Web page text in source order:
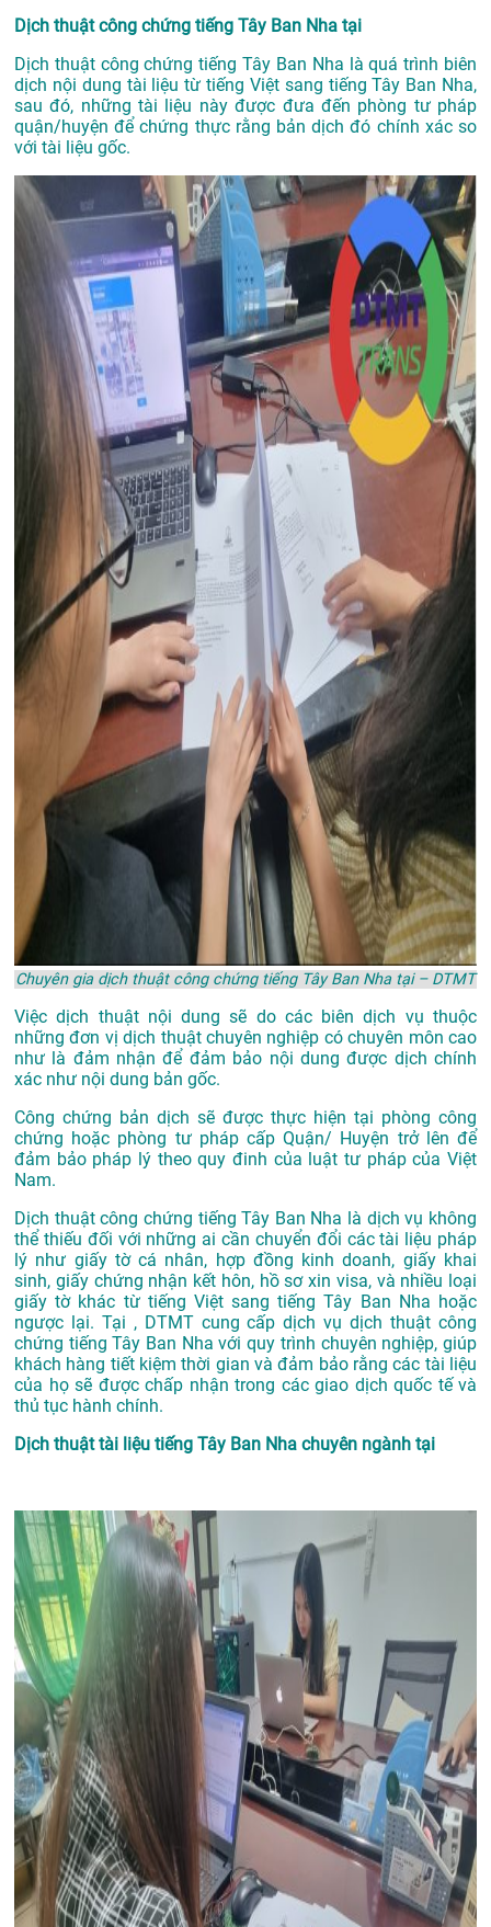
Dịch thuật công chứng tiếng Tây Ban Nha tại
Dịch thuật công chứng tiếng Tây Ban Nha là quá trình biên
dịch nội dung tài liệu từ tiếng Việt sang tiếng Tây Ban Nha,
sau đó, những tài liệu này được đưa đến phòng tư pháp
quận/huyện để chứng thực rằng bản dịch đó chính xác so
với tài liệu gốc.
Chuyên gia dịch thuật công chứng tiếng Tây Ban Nha tại – DTMT
Việc dịch thuật nội dung sẽ do các biên dịch vụ thuộc
những đơn vị dịch thuật chuyên nghiệp có chuyên môn cao
như là đảm nhận để đảm bảo nội dung được dịch chính
xác như nội dung bản gốc.
Công chứng bản dịch sẽ được thực hiện tại phòng công
chứng hoặc phòng tư pháp cấp Quận/ Huyện trở lên để
đảm bảo pháp lý theo quy đinh của luật tư pháp của Việt
Nam.
Dịch thuật công chứng tiếng Tây Ban Nha là dịch vụ không
thể thiếu đối với những ai cần chuyển đổi các tài liệu pháp
lý như giấy tờ cá nhân, hợp đồng kinh doanh, giấy khai
sinh, giấy chứng nhận kết hôn, hồ sơ xin visa, và nhiều loại
giấy tờ khác từ tiếng Việt sang tiếng Tây Ban Nha hoặc
ngược lại. Tại , DTMT cung cấp dịch vụ dịch thuật công
chứng tiếng Tây Ban Nha với quy trình chuyên nghiệp, giúp
khách hàng tiết kiệm thời gian và đảm bảo rằng các tài liệu
của họ sẽ được chấp nhận trong các giao dịch quốc tế và
thủ tục hành chính.
Dịch thuật tài liệu tiếng Tây Ban Nha chuyên ngành tại